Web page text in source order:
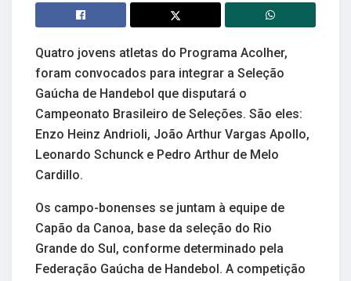
Quatro jovens atletas do Programa Acolher,
foram convocados para integrar a Seleção
Gaúcha de Handebol que disputará o
Campeonato Brasileiro de Seleções. São eles:
Enzo Heinz Andrioli, João Arthur Vargas Apollo,
Leonardo Schunck e Pedro Arthur de Melo
Cardillo.
Os campo-bonenses se juntam à equipe de
Capão da Canoa, base da seleção do Rio
Grande do Sul, conforme determinado pela
Federação Gaúcha de Handebol. A competição